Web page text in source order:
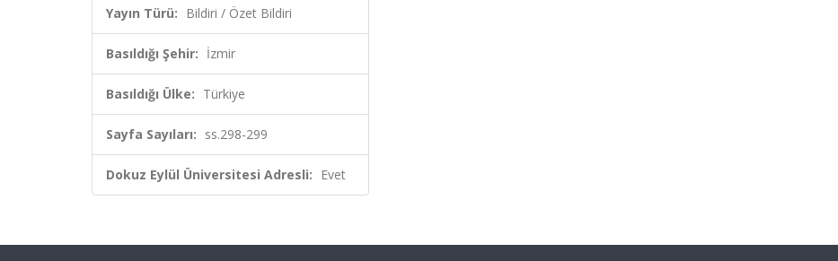
Yayın Türü: Bildiri / Özet Bildiri
Basıldığı Şehir: İzmir
Basıldığı Ülke: Türkiye
Sayfa Sayıları: ss.298-299
Dokuz Eylül Üniversitesi Adresli: Evet